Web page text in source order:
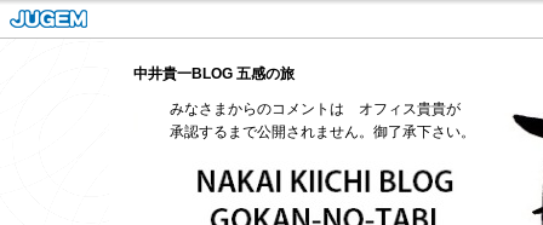
中井貴一BLOG 五感の旅
みなさまからのコメントは オフィス貴貴が
承認するまで公開されません。御了承下さい。